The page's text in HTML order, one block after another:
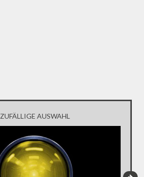
ZUFÄLLIGE AUSWAHL